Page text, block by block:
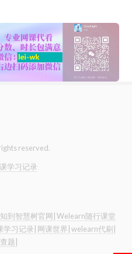
reserved.
学习记录
知到智慧树官网| Welearn随行课堂
学习记录| 网课世界| welearn代刷|
题|